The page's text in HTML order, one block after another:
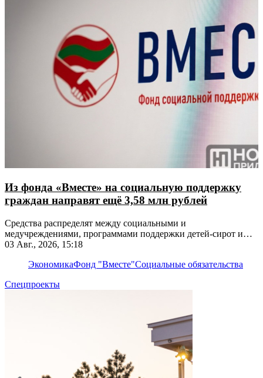
Из фонда «Вместе» на социальную поддержку
граждан направят ещё 3,58 млн рублей
Средства распределят между социальными и
медучреждениями, программами поддержки детей-сирот и
льготников
03 Авг., 2026, 15:18
ЭкономикаФонд "Вместе"Социальные обязательства
Спецпроекты